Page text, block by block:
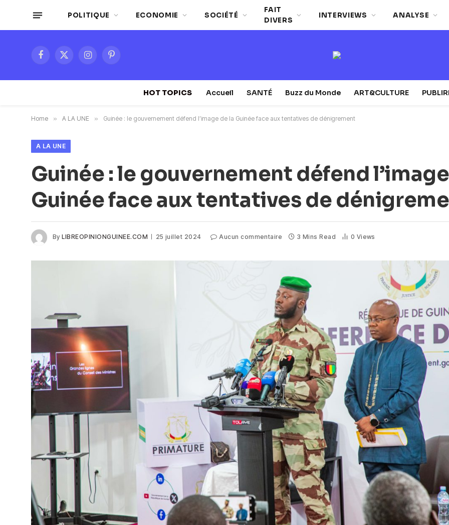
POLITIQUE ECONOMIE SOCIÉTÉ
FAIT
DIVERS
INTERVIEWS ANALYSE
Facebook
X
InstagramPinterest
HOT TOPICS Accueil SANTÉ Buzz du Monde ART&CULTURE
Home » A LA UNE » Guinée : le gouvernement défend l’image de la Guinée face aux tentatives de dénigrement
A LA UNE
Guinée : le gouvernement défend
Guinée face aux tentatives de
By LIBREOPINIONGUINEE.COM 25 juillet 2024 Aucun commentaire 3 Mins Read 0 Views